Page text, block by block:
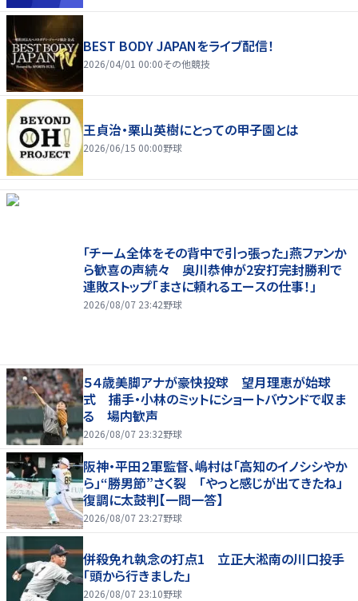
BEST BODY JAPANをライブ配信！
2026/04/01 00:00その他競技
王貞治・栗山英樹にとっての甲子園とは
2026/06/15 00:00野球
「チーム全体をその背中で引っ張った」燕ファンか
ら歓喜の声続々 奥川恭伸が2安打完封勝利で
連敗ストップ「まさに頼れるエースの仕事！」
2026/08/07 23:42野球
５４歳美脚アナが豪快投球 望月理恵が始球
式 捕手・小林のミットにショートバウンドで収ま
る 場内歓声
2026/08/07 23:32野球
阪神・平田２軍監督、嶋村は「高知のイノシシやか
ら」“勝男節”さく裂 「やっと感じが出てきたね」
復調に太鼓判【一問一答】
2026/08/07 23:27野球
併殺免れ執念の打点1 立正大淞南の川口投手
「頭から行きました」
2026/08/07 23:10野球